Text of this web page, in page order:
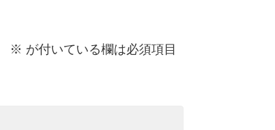
※ が付いている欄は必須項目